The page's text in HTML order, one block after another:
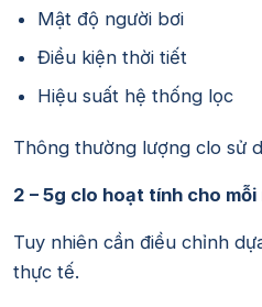
Mật độ người bơi
Điều kiện thời tiết
Hiệu suất hệ thống lọc
Thông thường lượng clo sử
2 – 5g clo hoạt tính cho mỗi
Tuy nhiên cần điều chỉnh
thực tế.